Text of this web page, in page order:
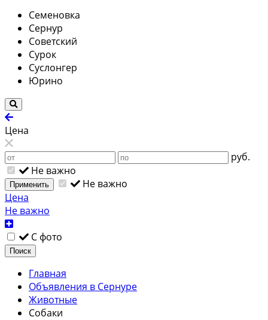
Семеновка
Сернур
Советский
Сурок
Суслонгер
Юрино
Цена
руб.
Не важно
Применить
Не важно
Цена
Не важно
С фото
Поиск
Главная
Объявления в Сернуре
Животные
Собаки